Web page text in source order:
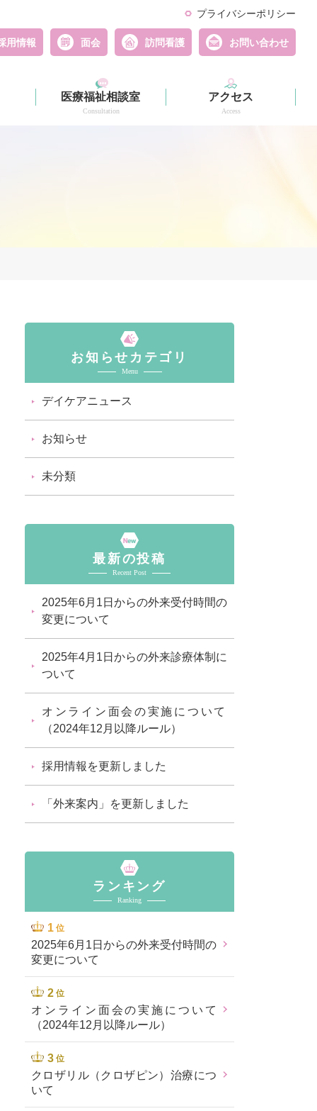
用情報 面会 訪問看護 お問い合わせ
プライバシーポリシー
医療福祉相談室
Consultation
アクセス
Access
お知らせカテゴリ
Menu
デイケアニュース
お知らせ
未分類
最新の投稿
Recent Post
2025年6月1日からの外来受付時間の
変更について
2025年4月1日からの外来診療体制に
ついて
オンライン面会の実施について
（2024年12月以降ルール）
採用情報を更新しました
「外来案内」を更新しました
ランキング
Ranking
位
2025年6月1日からの外来受付時間の
変更について
位
オンライン面会の実施について
（2024年12月以降ルール）
位
クロザリル（クロザピン）治療につ
いて